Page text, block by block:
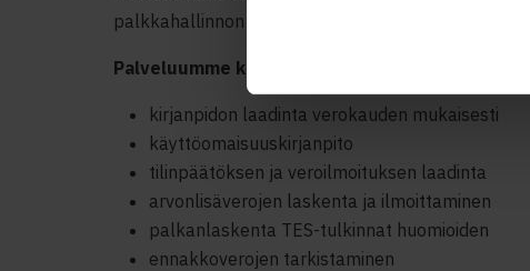
palkkahallinnon prosesseista toimialan
Palveluumme kuuluvat:
kirjanpidon laadinta verokauden mukaisesti
käyttöomaisuuskirjanpito
tilinpäätöksen ja veroilmoituksen laadinta
arvonlisäverojen laskenta ja ilmoittaminen
palkanlaskenta TES-tulkinnat huomioiden
ennakkoverojen tarkistaminen